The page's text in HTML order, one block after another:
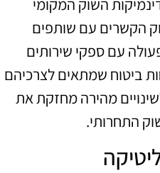
השוק המקומי
הקשרים עם שותפים
עם ספקי שירותים
ביטוח שמתאים לצרכיהם
מהירה מחזקת את
התחרותי.